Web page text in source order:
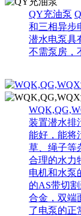
QY充油泵
和三相异步
潜水电泵具
不需泵房，
装置潜水排
能好，能将
草、绳子等
合理的水力
电机和水泵
的AS带切
合金，双端
了电泵的正